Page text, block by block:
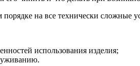
порядке на все технически
использования изделия;